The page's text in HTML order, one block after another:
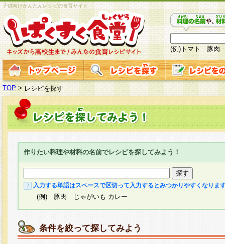
子供向けかんたんレシピの食育サイト
(例)トマト 豚肉
TOP > レシピを探す
作りたい料理や材料の名前でレシピを探してみよう！
入力する単語はスペースで区切って入力するとみつかりやすくなりま
(例) 豚肉 じゃがいも カレー
条件を絞って探してみよう